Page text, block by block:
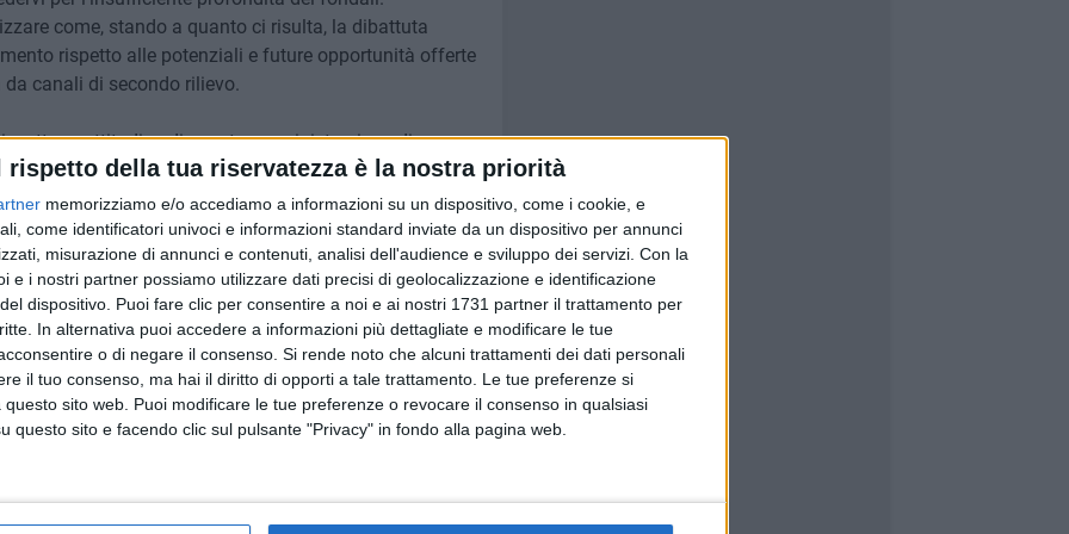
rispetto della tua riservatezza è la nostra priorità
memorizziamo e/o accediamo a informazioni su un dispositivo, come i cookie, e
come identificatori univoci e informazioni standard inviate da un dispositivo per annunci
misurazione di annunci e contenuti, analisi dell'audience e sviluppo dei servizi. Con la
e i nostri partner possiamo utilizzare dati precisi di geolocalizzazione e identificazione
dispositivo. Puoi fare clic per consentire a noi e ai nostri 1731 partner il trattamento per
In alternativa puoi accedere a informazioni più dettagliate e modificare le tue
o di negare il consenso. Si rende noto che alcuni trattamenti dei dati personali
il tuo consenso, ma hai il diritto di opporti a tale trattamento. Le tue preferenze si
sito web. Puoi modificare le tue preferenze o revocare il consenso in qualsiasi
questo sito e facendo clic sul pulsante "Privacy" in fondo alla pagina web.
come, stando a quanto ci risulta, la dibattuta
rispetto alle potenziali e future opportunità offerte
canali di secondo rilievo.
attitudine di questa amministrazione di
a soli scopi propagandistici, con l'obiettivo di creare
dei cittadini dagli enormi problemi che
traffico, mancate manutenzioni...).
città è costretta a registrare altisonanti dichiarazioni
i quali sono soliti annunciare in pompa magna
operatori economici internazionali,
impraticabili e fuori parametro rispetto al contesto
potrebbe dirci che fine hanno fatto gli investimenti
di elicotteri in zona industriale, annunciata in
forti limitazioni tecniche in cui versa il nuovo porto